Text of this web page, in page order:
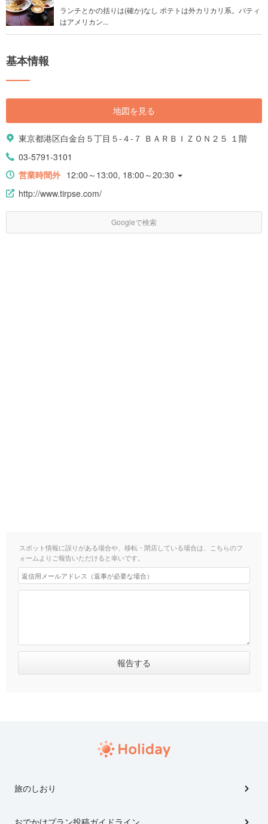
ランチとかの括りは(確か)なし ポテトは外カリカリ系。パティ
はアメリカン...
基本情報
地図を見る
東京都港区白金台５丁目５-４-７ ＢＡＲＢＩＺＯＮ２５ １階
03-5791-3101
営業時間外 12:00～13:00, 18:00～20:30
http://www.tirpse.com/
Googleで検索
スポット情報に誤りがある場合や、移転・閉店している場合は、こちらのフ
ォームよりご報告いただけると幸いです。
旅のしおり